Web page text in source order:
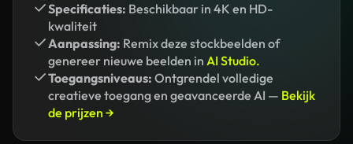
Specificaties: Beschikbaar in 4K en HD-
kwaliteit
Aanpassing: Remix deze stockbeelden of
genereer nieuwe beelden in AI Studio.
Toegangsniveaus: Ontgrendel volledige
creatieve toegang en geavanceerde AI — Bekijk
de prijzen →